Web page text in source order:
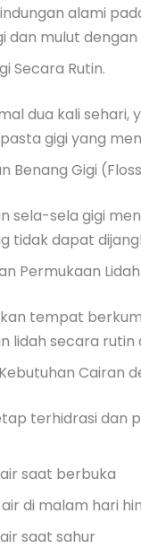
alami
dan mulut
Secara Rutin.
dua kali
gigi yang
Benang Gigi
sela-sela gigi
tidak dapat
Permukaan Lidah
tempat
lidah secara
Cairan
terhidrasi dan
saat berbuka
di malam hari
saat sahur